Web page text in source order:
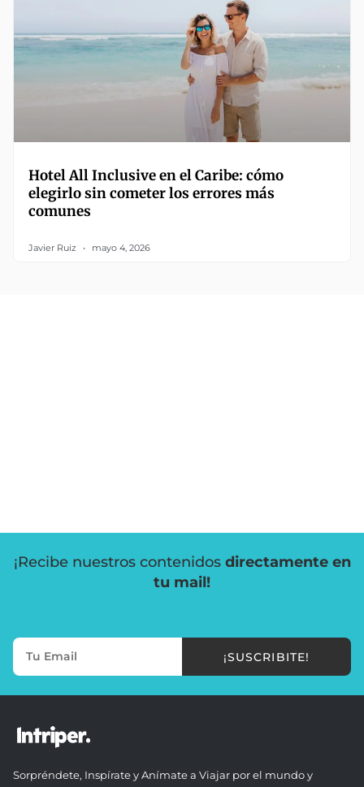
Hotel All Inclusive en el Caribe: cómo
elegirlo sin cometer los errores más
comunes
Javier Ruiz mayo 4, 2026
¡Recibe nuestros contenidos directamente en
tu mail!
¡SUSCRIBITE!
Sorpréndete, Inspírate y Anímate a Viajar por el mundo y